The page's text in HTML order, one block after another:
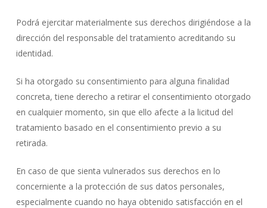
Podrá ejercitar materialmente sus derechos dirigiéndose a la
dirección del responsable del tratamiento acreditando su
identidad.
Si ha otorgado su consentimiento para alguna finalidad
concreta, tiene derecho a retirar el consentimiento otorgado
en cualquier momento, sin que ello afecte a la licitud del
tratamiento basado en el consentimiento previo a su
retirada.
En caso de que sienta vulnerados sus derechos en lo
concerniente a la protección de sus datos personales,
especialmente cuando no haya obtenido satisfacción en el